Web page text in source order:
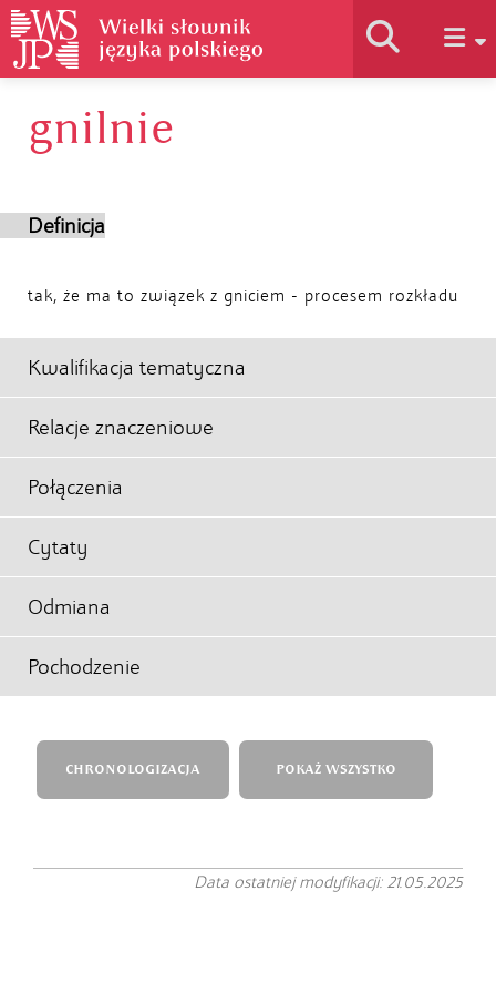
gnilnie
Definicja
tak, że ma to związek z gniciem - procesem rozkładu
Kwalifikacja tematyczna
Relacje znaczeniowe
Połączenia
Cytaty
Odmiana
Pochodzenie
CHRONOLOGIZACJA POKAŻ WSZYSTKO
Data ostatniej modyfikacji: 21.05.2025